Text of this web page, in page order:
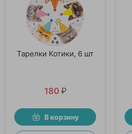
Тарелки Котики, 6 шт
180 ₽
В корзину